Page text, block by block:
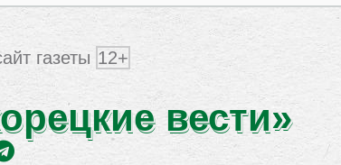
газеты 12+
вести»